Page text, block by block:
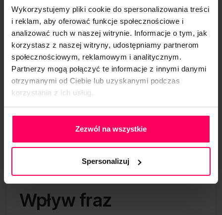
Wykorzystujemy pliki cookie do spersonalizowania treści
i reklam, aby oferować funkcje społecznościowe i
analizować ruch w naszej witrynie. Informacje o tym, jak
korzystasz z naszej witryny, udostępniamy partnerom
społecznościowym, reklamowym i analitycznym.
Partnerzy mogą połączyć te informacje z innymi danymi
otrzymanymi od Ciebie lub uzyskanymi podczas
korzystania z ich usług.
Polityka Prywatności
Zezwól na wszystkie
Spersonalizuj
przykład przekierowania z linków na nieistniejące
podstrony). Na tej podstawie można opracować
strategię zarówno budowania treści, jak i
linkowania.
Przygotowując stronę do prowadzenia na niej
działań SEO, należy także zastanowić się, co
trzeba na niej zmienić.
ogromny wpływ na pozycjonowanie.Nawigacja
w witrynie również powinna być zbudowana w
łatwością mógł dotrzeć do potrzebnych
Wpływ fraz